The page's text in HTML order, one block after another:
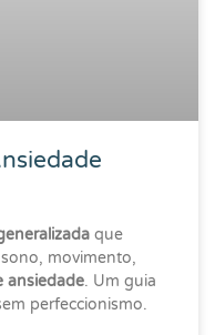
que
movimento,
ansiedade. Um guia
perfeccionismo.